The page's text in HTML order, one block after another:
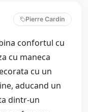
Pierre Cardin
confortul cu
cu maneca
cu un
aducand un
dintr-un